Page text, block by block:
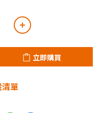
立即購買
單